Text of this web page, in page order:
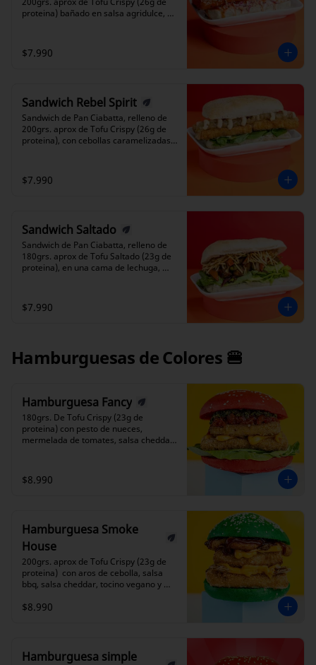
proteina) bañado en salsa agridulce,
picante. Cada mordisco es una sinfonía
de texturas y sabores que te dejará
$7.990
Sandwich Rebel Spirit
Sandwich de Pan Ciabatta, relleno de
200grs. aprox de Tofu Crispy (26g de
proteina), con cebollas caramelizadas y
Déjate llevar por tu espíritu rebelde!
$7.990
Sandwich Saltado
Sandwich de Pan Ciabatta, relleno de
180grs. aprox de Tofu Saltado (23g de
proteina), en una cama de lechuga,
combina los sabores y texturas de la
cocina peruana y asiática.
$7.990
Hamburguesas de Colores 🍔
Hamburguesa Fancy
180grs. De Tofu Crispy (23g de
proteina) con pesto de nueces,
mermelada de tomates, salsa cheddar
$8.990
Hamburguesa Smoke
House
200grs. aprox de Tofu Crispy (23g de
proteina)  con aros de cebolla, salsa
bbq, salsa cheddar, tocino vegano y
en cada bocado.
$8.990
Hamburguesa simple